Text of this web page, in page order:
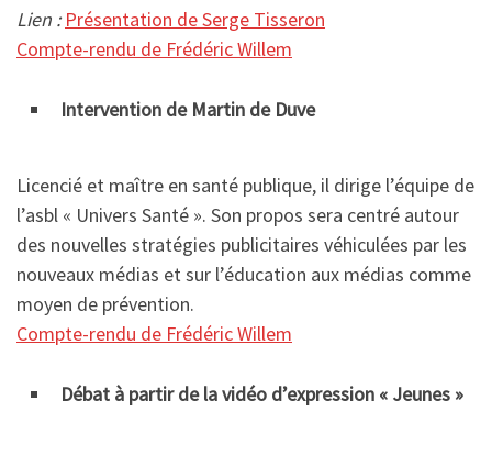
Lien :Présentation de Serge Tisseron
Compte-rendu de Frédéric Willem
Intervention de Martin de Duve
Licencié et maître en santé publique, il dirige l’équipe de
l’asbl « Univers Santé ». Son propos sera centré autour
des nouvelles stratégies publicitaires véhiculées par les
nouveaux médias et sur l’éducation aux médias comme
moyen de prévention.
Compte-rendu de Frédéric Willem
Débat à partir de la vidéo d’expression « Jeunes »